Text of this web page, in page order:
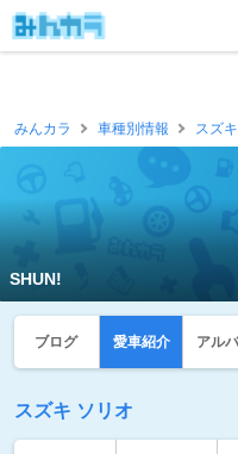
みんカラ 車種別情報 スズキ
SHUN!
ブログ 愛車紹介 アル
スズキ ソリオ